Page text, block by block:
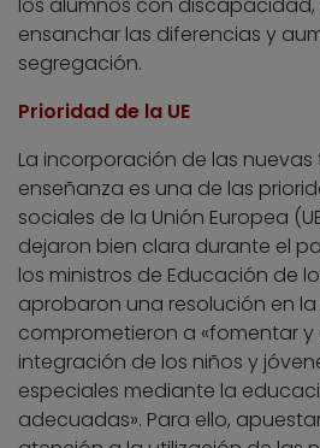
ensanchar las diferencias y
segregación.
Prioridad de la UE
La incorporación de las
enseñanza es una de las
sociales de la Unión Europea
dejaron bien clara durante el
los ministros de Educación de
aprobaron una resolución en la
comprometieron a «fomentar
integración de los niños y
especiales mediante la
adecuadas». Para ello,